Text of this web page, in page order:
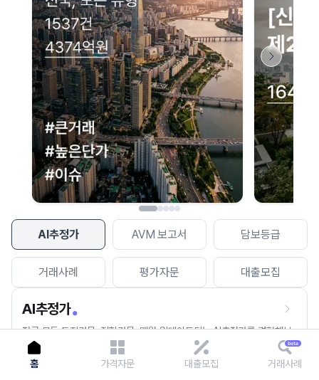
AI추정가 AVM 보고서 담보등급
거래사례 평가자문 대출모집
AI추정가
전국 모든 토지건물, 집합건물, 매월 업데이트되는 AI추정가를 경험해보
세요.
네이버 지도 연결 안내
현재 네이버 지도 연결이 원활하지 않아 지도를 불러올 수 없습니다.
이용에 불편을 드려 죄송합니다.
다시 시도
홈 가격자문 대출모집 거래사례